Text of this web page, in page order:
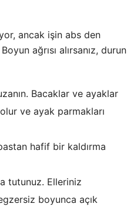
ancak işin abs den
ağrısı alırsanız, durun
Bacaklar ve ayaklar
ve ayak parmakları
hafif bir kaldırma
tutunuz. Elleriniz
boyunca açık